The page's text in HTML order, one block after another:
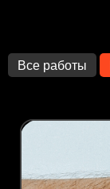
Все работы